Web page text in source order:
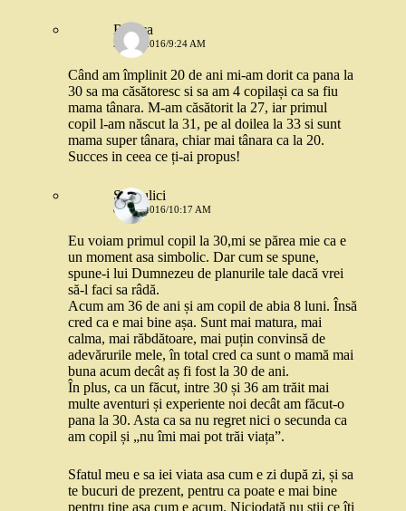
Raluca
5 MAI 2016/9:24 AM
Când am împlinit 20 de ani mi-am dorit ca pana la
30 sa ma căsătoresc si sa am 4 copilași ca sa fiu
mama tânara. M-am căsătorit la 27, iar primul
copil l-am născut la 31, pe al doilea la 33 si sunt
mama super tânara, chiar mai tânara ca la 20.
Succes in ceea ce ți-ai propus!
Scrisulici
8 MAI 2016/10:17 AM
Eu voiam primul copil la 30,mi se părea mie ca e
un moment asa simbolic. Dar cum se spune,
spune-i lui Dumnezeu de planurile tale dacă vrei
să-l faci sa râdă.
Acum am 36 de ani și am copil de abia 8 luni. Însă
cred ca e mai bine așa. Sunt mai matura, mai
calma, mai răbdătoare, mai puțin convinsă de
adevărurile mele, în total cred ca sunt o mamă mai
buna acum decât aș fi fost la 30 de ani.
În plus, ca un făcut, intre 30 și 36 am trăit mai
multe aventuri și experiente noi decât am făcut-o
pana la 30. Asta ca sa nu regret nici o secunda ca
am copil și „nu îmi mai pot trăi viața”.
Sfatul meu e sa iei viata asa cum e zi după zi, și sa
te bucuri de prezent, pentru ca poate e mai bine
pentru tine așa cum e acum. Niciodată nu știi ce îți